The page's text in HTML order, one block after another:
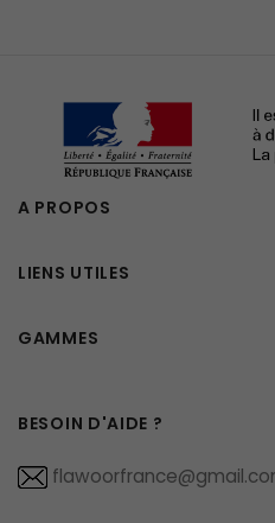
A PROPOS
LIENS UTILES
GAMMES
BESOIN D'AIDE ?